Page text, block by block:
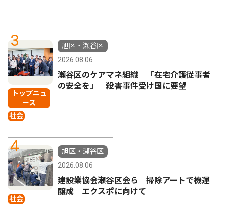
3
トップニュ
ース
社会
旭区・瀬谷区
2026.08.06
瀬谷区のケアマネ組織 「在宅介護従事者
の安全を」 殺害事件受け国に要望
4
社会
旭区・瀬谷区
2026.08.06
建設業協会瀬谷区会ら 掃除アートで機運
醸成 エクスポに向けて